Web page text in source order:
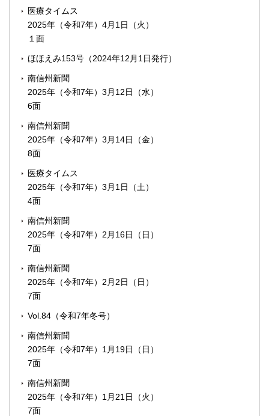
医療タイムス
2025年（令和7年）4月1日（火）
１面
ほほえみ153号（2024年12月1日発行）
南信州新聞
2025年（令和7年）3月12日（水）
6面
南信州新聞
2025年（令和7年）3月14日（金）
8面
医療タイムス
2025年（令和7年）3月1日（土）
4面
南信州新聞
2025年（令和7年）2月16日（日）
7面
南信州新聞
2025年（令和7年）2月2日（日）
7面
Vol.84（令和7年冬号）
南信州新聞
2025年（令和7年）1月19日（日）
7面
南信州新聞
2025年（令和7年）1月21日（火）
7面